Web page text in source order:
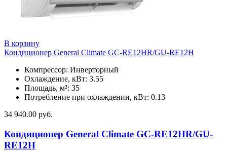
В корзину
Кондиционер General Climate GC-RE12HR/GU-RE12H
Компрессор: Инверторный
Охлаждение, кВт: 3.55
Площадь, м²: 35
Потребление при охлаждении, кВт: 0.13
34 940.00 руб.
Кондиционер General Climate GC-RE12HR/GU-
RE12H